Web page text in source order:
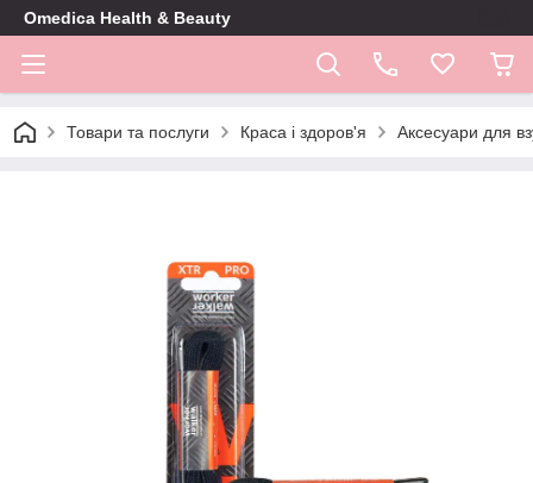
Omedica Health & Beauty
Товари та послуги Краса і здоров'я Аксесуари для